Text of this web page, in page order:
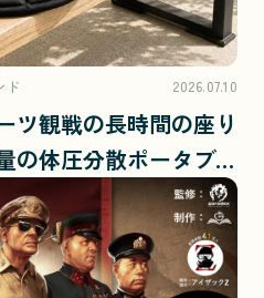
ド 2026.07.10
ツ観戦の長時間の座り
の体圧分散ポータブル
」が7月10日（金）に